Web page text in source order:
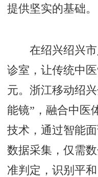
提供坚实的基础。
在绍兴绍兴市
诊室，让传统中
元。浙江移动绍
能镜”，融合中医
技术，通过智能
数据采集，仅需
准判定，识别平